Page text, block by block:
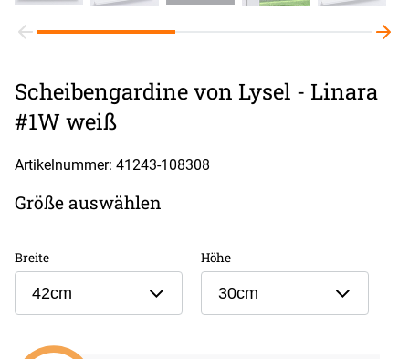
Scheibengardine von Lysel - Linara
#1W weiß
Artikelnummer: 41243-108308
Größe auswählen
Breite
42cm
Höhe
30cm